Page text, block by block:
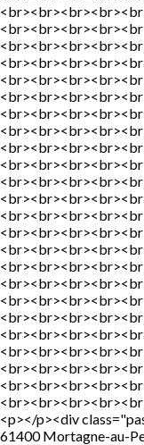
<p></p><div
61400 Mortagne-au-